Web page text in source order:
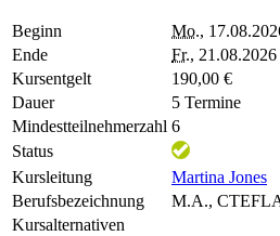
Beginn Mo.,
Ende
Fr., 21.08.2026
Kursentgelt
190,00 €
Dauer
5 Termine
Mindestteilnehmerzahl 6
Status
Kursleitung
Martina Jones
Berufsbezeichnung
M.A.,
Kursalternativen